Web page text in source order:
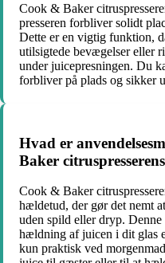
Cook & Baker
presseren forbliver solidt
Dette er en vigtig funktion,
utilsigtede bevægelser eller
under juicepresningen. Du
forbliver på plads og sikker
Hvad er
Baker
Cook & Baker
hældetud, der gør det nemt
uden spild eller dryp.
hældning af juicen i dit glas
kun praktisk ved